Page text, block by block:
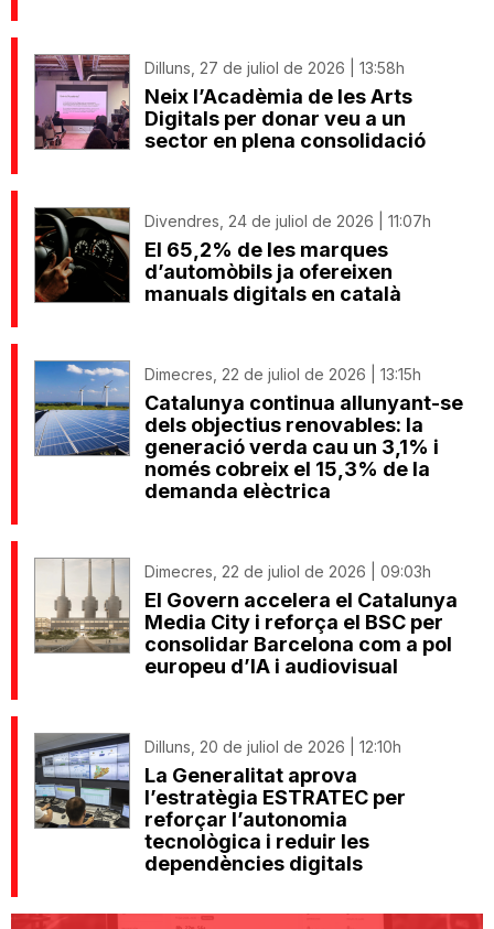
Dilluns, 27 de juliol de 2026 | 13:58h
Neix l’Acadèmia de les Arts
Digitals per donar veu a un
sector en plena consolidació
Divendres, 24 de juliol de 2026 | 11:07h
El 65,2% de les marques
d’automòbils ja ofereixen
manuals digitals en català
Dimecres, 22 de juliol de 2026 | 13:15h
Catalunya continua allunyant-se
dels objectius renovables: la
generació verda cau un 3,1% i
només cobreix el 15,3% de la
demanda elèctrica
Dimecres, 22 de juliol de 2026 | 09:03h
El Govern accelera el Catalunya
Media City i reforça el BSC per
consolidar Barcelona com a pol
europeu d’IA i audiovisual
Dilluns, 20 de juliol de 2026 | 12:10h
La Generalitat aprova
l’estratègia ESTRATEC per
reforçar l’autonomia
tecnològica i reduir les
dependències digitals